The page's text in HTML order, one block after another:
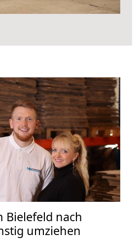
Bielefeld nach
umziehen